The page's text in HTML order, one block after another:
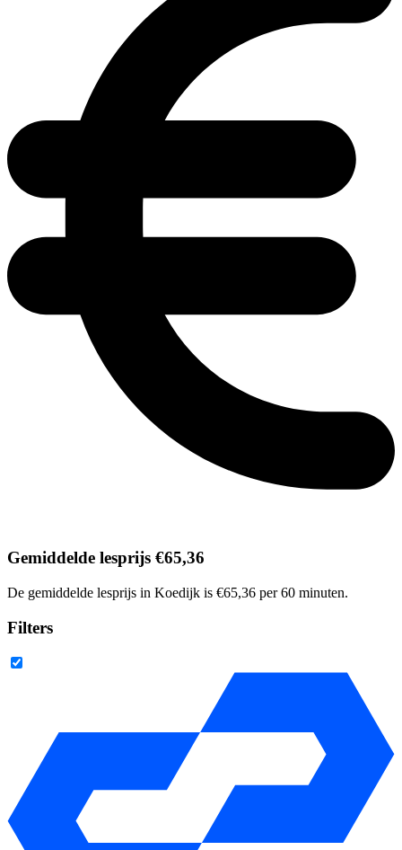
Gemiddelde lesprijs €65,36
De gemiddelde lesprijs in Koedijk is €65,36 per 60 minuten.
Filters